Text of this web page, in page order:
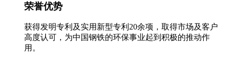
荣誉优势
获得发明专利及实用新型专利20余项，取得市场及客户
高度认可，为中国钢铁的环保事业起到积极的推动作
用。